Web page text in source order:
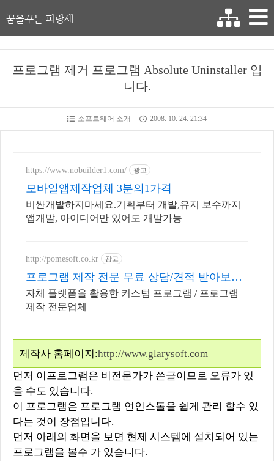
꿈을꾸는 파랑새
프로그램 제거 프로그램 Absolute Uninstaller 입
니다.
소프트웨어 소개 2008. 10. 24. 21:34
https://www.nobuilder1.com/ 광고
모바일앱제작업체 3분의1가격
비싼개발하지마세요.기획부터 개발,유지 보수까지
앱개발, 아이디어만 있어도 개발가능
http://pomesoft.co.kr 광고
프로그램 제작 전문 무료 상담/견적 받아보세
요.
자체 플랫폼을 활용한 커스텀 프로그램 / 프로그램
제작 전문업체
제작사 홈페이지:http://www.glarysoft.com
먼저 이프로그램은 비전문가가 쓴글이므로 오류가 있
을 수도 있습니다.
이 프로그램은 프로그램 언인스톨을 쉽게 관리 할수 있
다는 것이 장점입니다.
먼저 아래의 화면을 보면 현제 시스템에 설치되어 있는
프로그램을 볼수 가 있습니다.